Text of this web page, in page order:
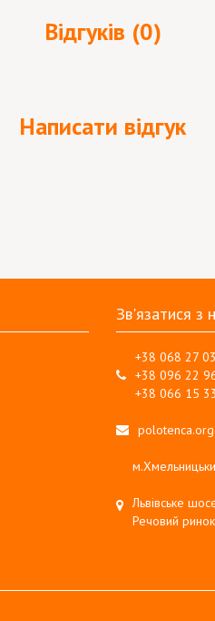
Відгуків (0)
Написати відгук
Зв'язатися з
+38 068 27
+38 096 22
+38 066 15
Львівське
Речовий ринок